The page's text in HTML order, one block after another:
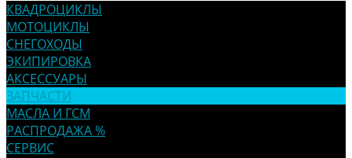
КВАДРОЦИКЛЫ
МОТОЦИКЛЫ
СНЕГОХОДЫ
ЭКИПИРОВКА
АКСЕССУАРЫ
ЗАПЧАСТИ
МАСЛА И ГСМ
РАСПРОДАЖА %
СЕРВИС